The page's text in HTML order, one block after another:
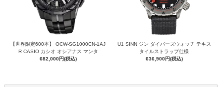
【世界限定600本】 OCW-SG1000CN-1AJ
R CASIO カシオ オシアナス マンタ
682,000円(税込)
U1 SINN ジン ダイバーズウォッチ テキス
タイルストラップ仕様
636,900円(税込)